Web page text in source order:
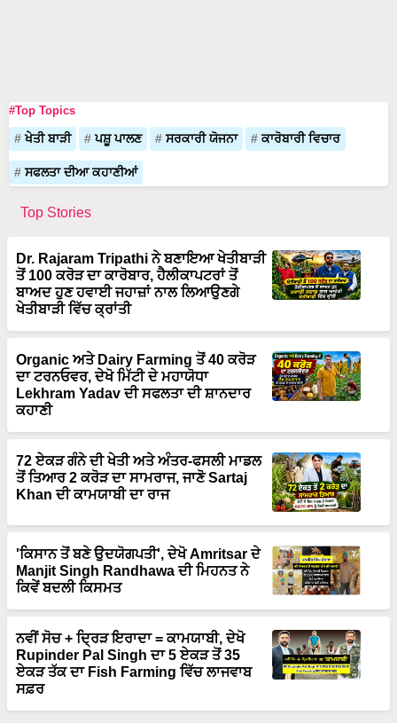
ਖੇਤੀ ਬਾੜੀ
ਸਫਲਤਾ ਦੀਆ ਕਹਾਣੀਆਂ
Top Stories
ਤੋਂ 100 ਕਰੋੜ ਦਾ ਕਾਰੋਬਾਰ, ਹੈਲੀਕਾਪਟਰਾਂ ਤੋਂ
ਬਾਅਦ ਹੁਣ ਹਵਾਈ ਜਹਾਜ਼ਾਂ ਨਾਲ ਲਿਆਉਣਗੇ
ਖੇਤੀਬਾੜੀ ਵਿੱਚ ਕ੍ਰਾਂਤੀ
Organic ਅਤੇ Dairy Farming ਤੋਂ 40 ਕਰੋੜ
ਦਾ ਟਰਨਓਵਰ, ਦੇਖੋ ਮਿੱਟੀ ਦੇ ਮਹਾਯੋਧਾ
Lekhram Yadav ਦੀ ਸਫਲਤਾ ਦੀ ਸ਼ਾਨਦਾਰ
ਕਹਾਣੀ
72 ਏਕੜ ਗੰਨੇ ਦੀ ਖੇਤੀ ਅਤੇ ਅੰਤਰ-ਫਸਲੀ ਮਾਡਲ
ਤੋਂ ਤਿਆਰ 2 ਕਰੋੜ ਦਾ ਸਾਮਰਾਜ, ਜਾਣੋ Sartaj
Khan ਦੀ ਕਾਮਯਾਬੀ ਦਾ ਰਾਜ
'ਕਿਸਾਨ ਤੋਂ ਬਣੇ ਉਦਯੋਗਪਤੀ', ਦੇਖੋ Amritsar ਦੇ
Manjit Singh Randhawa ਦੀ ਮਿਹਨਤ ਨੇ
ਕਿਵੇਂ ਬਦਲੀ ਕਿਸਮਤ
ਨਵੀਂ ਸੋਚ + ਦ੍ਰਿੜ ਇਰਾਦਾ = ਕਾਮਯਾਬੀ, ਦੇਖੋ
Rupinder Pal Singh ਦਾ 5 ਏਕੜ ਤੋਂ 35
ਏਕੜ ਤੱਕ ਦਾ Fish Farming ਵਿੱਚ ਲਾਜਵਾਬ
ਸਫ਼ਰ
More Stories